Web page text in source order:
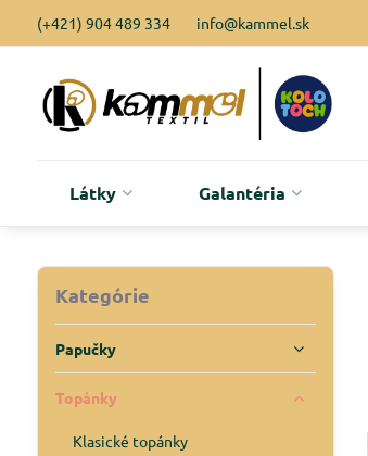
(+421) 904 489 334 info@kammel.sk
Látky Galantéria
Kategórie
Papučky
Topánky
Klasické topánky